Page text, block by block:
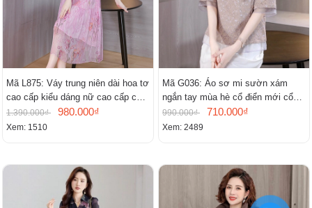
Mã L875: Váy trung niên dài hoa tơ
cao cấp kiểu dáng nữ cao cấp cao
cấp thần
1.390.000₫ 980.000₫
Xem: 1510
Mã G036: Áo sơ mi sườn xám
ngắn tay mùa hè cổ điển mới cổ
đứng
990.000₫ 710.000₫
Xem: 2489